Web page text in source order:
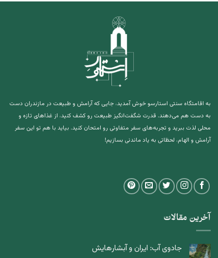
به اقامتگاه سنتی استارسو خوش آمدید، جایی که آرامش و طبیعت در مازندران دست
به دست هم می‌دهند. قدرت شگفت‌انگیز طبیعت رو کشف کنید، از غذاهای تازه و
محلی لذت ببرید و تجربه‌های سفر متفاوتی رو امتحان کنید. بیاید با هم تو این سفر
آرامش و الهام، لحظاتی به یاد ماندنی بسازیم!
آخرین مقالات
جادوی آب: ایران و آبشارهایش